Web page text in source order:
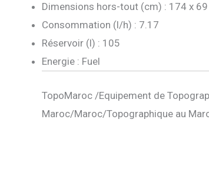
Dimensions hors-tout (cm) : 174 x
Consommation (l/h) : 7.17
Réservoir (l) : 105
Energie : Fuel
TopoMaroc /Equipement de
Maroc/Maroc/Topographique au